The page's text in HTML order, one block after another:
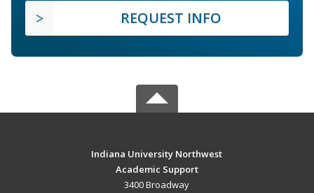
REQUEST INFO
Indiana University Northwest
Academic Support
3400 Broadway